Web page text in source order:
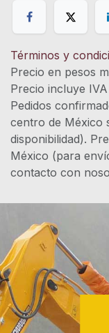
Términos y
Precio en pesos
Precio
Pedidos
centro de México
disponibilidad).
México (para
contacto con